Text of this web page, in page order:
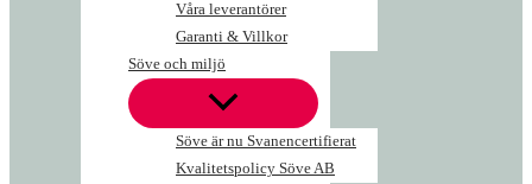
Våra leverantörer
Garanti & Villkor
Söve och miljö
Söve är nu Svanencertifierat
Kvalitetspolicy Söve AB